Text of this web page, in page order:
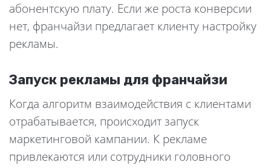
абонентскую плату. Если же роста конверсии
нет, франчайзи предлагает клиенту настройку
рекламы.
Запуск рекламы для франчайзи
Когда алгоритм взаимодействия с клиентами
отрабатывается, происходит запуск
маркетинговой кампании. К рекламе
привлекаются или сотрудники головного